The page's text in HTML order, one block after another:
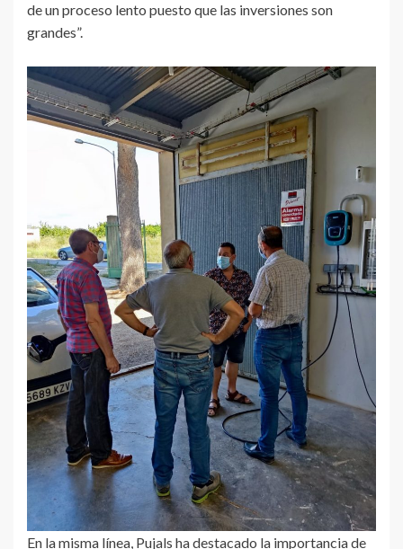
de un proceso lento puesto que las inversiones son
grandes”.
En la misma línea, Pujals ha destacado la importancia de